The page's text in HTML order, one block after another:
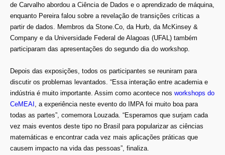
de Carvalho abordou a Ciência de Dados e o aprendizado de máquina,
enquanto Pereira falou sobre a revelação de transições críticas a
partir de dados. Membros da Stone.Co, da Hurb, da McKinsey &
Company e da Universidade Federal de Alagoas (UFAL) também
participaram das apresentações do segundo dia do workshop.
Depois das exposições, todos os participantes se reuniram para
discutir os problemas levantados. “Essa interação entre academia e
indústria é muito importante. Assim como acontece nos workshops do
CeMEAI , a experiência neste evento do IMPA foi muito boa para
todas as partes”, comemora Louzada. “Esperamos que surjam cada
vez mais eventos deste tipo no Brasil para popularizar as ciências
matemáticas e encontrar cada vez mais aplicações práticas que
causem impacto na vida das pessoas”, finaliza.